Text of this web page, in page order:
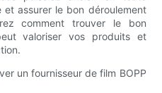
assurer le bon déroulement
comment trouver le bon
valoriser vos produits et
un fournisseur de film BOPP